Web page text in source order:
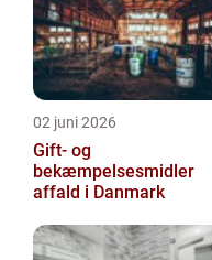
02 juni 2026
Gift- og
bekæmpelsesmidler
affald i Danmark